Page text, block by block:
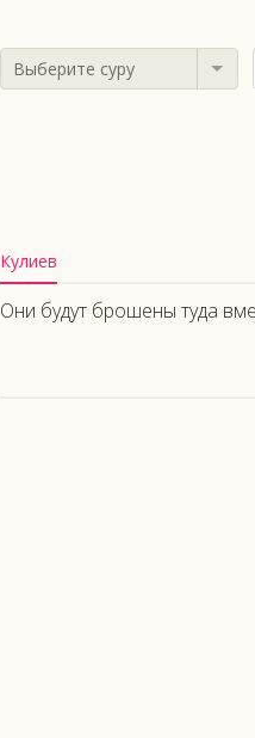
Выберите суру
Кулиев
Они будут брошены туда